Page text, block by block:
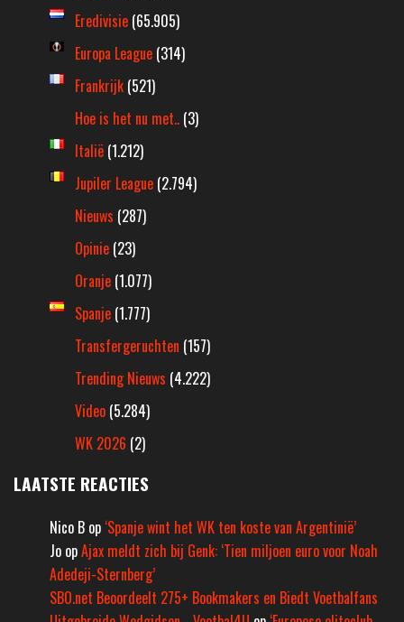
Eredivisie (65.905)
Europa League (314)
Frankrijk (521)
Hoe is het nu met.. (3)
Italië (1.212)
Jupiler League (2.794)
Nieuws (287)
Opinie (23)
Oranje (1.077)
Spanje (1.777)
Transfergeruchten (157)
Trending Nieuws (4.222)
Video (5.284)
WK 2026 (2)
LAATSTE REACTIES
Nico B op ‘Spanje wint het WK ten koste van Argentinië’
Jo opAjax meldt zich bij Genk: ‘Tien miljoen euro voor Noah
Adedeji-Sternberg’
SBO.net Beoordeelt 275+ Bookmakers en Biedt Voetbalfans